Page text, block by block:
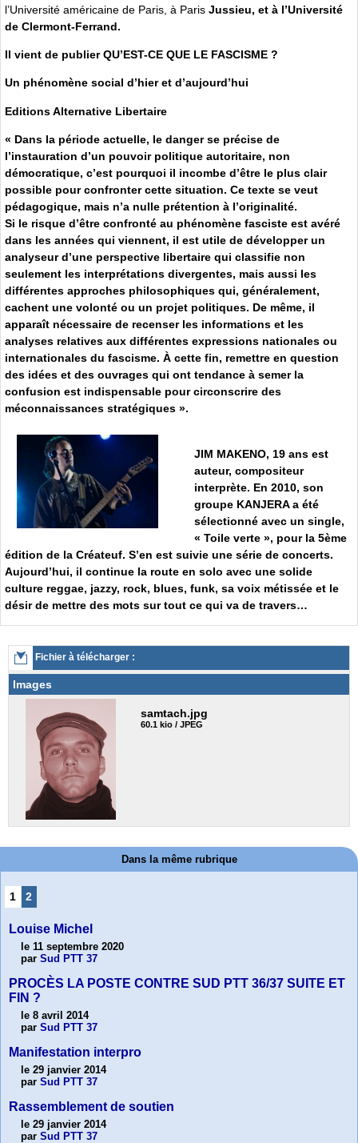
l’Université américaine de Paris, à Paris Jussieu, et à l’Université
de Clermont-Ferrand.
Il vient de publier QU’EST-CE QUE LE FASCISME ?
Un phénomène social d’hier et d’aujourd’hui
Editions Alternative Libertaire
« Dans la période actuelle, le danger se précise de
l’instauration d’un pouvoir politique autoritaire, non
démocratique, c’est pourquoi il incombe d’être le plus clair
possible pour confronter cette situation. Ce texte se veut
pédagogique, mais n’a nulle prétention à l’originalité.
Si le risque d’être confronté au phénomène fasciste est avéré
dans les années qui viennent, il est utile de développer un
analyseur d’une perspective libertaire qui classifie non
seulement les interprétations divergentes, mais aussi les
différentes approches philosophiques qui, généralement,
cachent une volonté ou un projet politiques. De même, il
apparaît nécessaire de recenser les informations et les
analyses relatives aux différentes expressions nationales ou
internationales du fascisme. À cette fin, remettre en question
des idées et des ouvrages qui ont tendance à semer la
confusion est indispensable pour circonscrire des
méconnaissances stratégiques ».
JIM MAKENO, 19 ans est
auteur, compositeur
interprète. En 2010, son
groupe KANJERA a été
sélectionné avec un single,
« Toile verte », pour la 5ème
édition de la Créateuf. S’en est suivie une série de concerts.
Aujourd’hui, il continue la route en solo avec une solide
culture reggae, jazzy, rock, blues, funk, sa voix métissée et le
désir de mettre des mots sur tout ce qui va de travers…
Fichier à télécharger :
Images
samtach.jpg
60.1 kio / JPEG
Dans la même rubrique
1 2
Louise Michel
le 11 septembre 2020
par Sud PTT 37
PROCÈS LA POSTE CONTRE SUD PTT 36/37 SUITE ET
FIN ?
le 8 avril 2014
par Sud PTT 37
Manifestation interpro
le 29 janvier 2014
par Sud PTT 37
Rassemblement de soutien
le 29 janvier 2014
par Sud PTT 37